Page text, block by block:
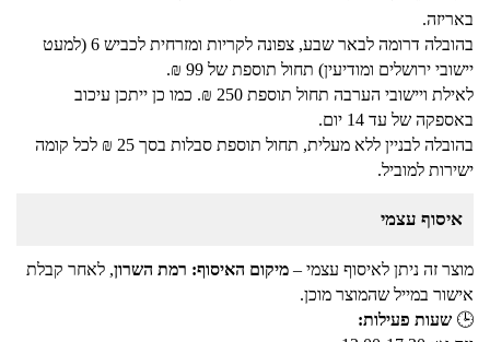
באריזה.
בהובלה דרומה לבאר שבע, צפונה לקריות ומזרחית לכביש 6 (למעט
יישובי ירושלים ומודיעין) תחול תוספת של 99 ₪.
לאילת ויישובי הערבה תחול תוספת 250 ₪. כמו כן ייתכן עיכוב
באספקה של עד 14 יום.
בהובלה לבניין ללא מעלית, תחול תוספת סבלות בסך 25 ₪ לכל קומה
ישירות למוביל.
איסוף עצמי
מוצר זה ניתן לאיסוף עצמי – מיקום האיסוף: רמת השרון, לאחר קבלת
אישור במייל שהמוצר מוכן.
🕒 שעות פעילות: